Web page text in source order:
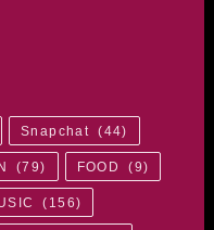
Snapchat (44)
(79) FOOD (9)
( 156)